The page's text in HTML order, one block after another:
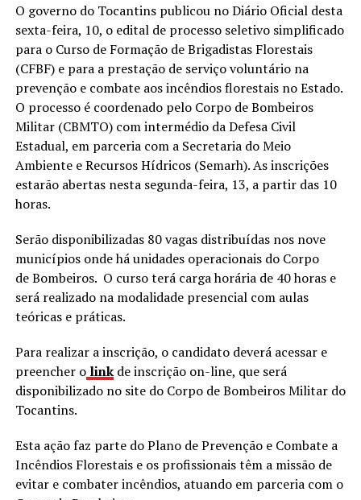
O governo do Tocantins publicou no Diário Oficial desta
sexta-feira, 10, o edital de processo seletivo simplificado
para o Curso de Formação de Brigadistas Florestais
(CFBF) e para a prestação de serviço voluntário na
prevenção e combate aos incêndios florestais no Estado.
O processo é coordenado pelo Corpo de Bombeiros
Militar (CBMTO) com intermédio da Defesa Civil
Estadual, em parceria com a Secretaria do Meio
Ambiente e Recursos Hídricos (Semarh). As inscrições
estarão abertas nesta segunda-feira, 13, a partir das 10
horas.
Serão disponibilizadas 80 vagas distribuídas nos nove
municípios onde há unidades operacionais do Corpo
de Bombeiros. O curso terá carga horária de 40 horas e
será realizado na modalidade presencial com aulas
teóricas e práticas.
Para realizar a inscrição, o candidato deverá acessar e
preencher o linkde inscrição on-line, que será
disponibilizado no site do Corpo de Bombeiros Militar do
Tocantins.
Esta ação faz parte do Plano de Prevenção e Combate a
Incêndios Florestais e os profissionais têm a missão de
evitar e combater incêndios, atuando em parceria com o